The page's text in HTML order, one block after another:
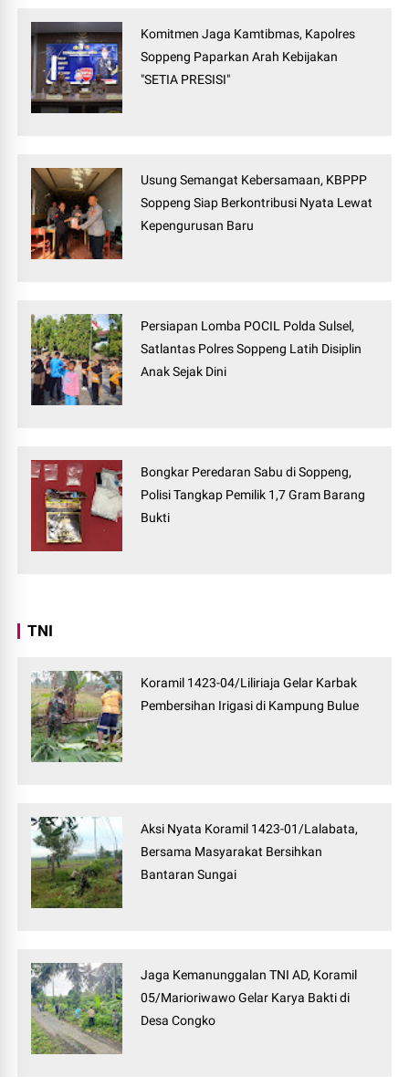
Komitmen Jaga Kamtibmas, Kapolres
Soppeng Paparkan Arah Kebijakan
"SETIA PRESISI"
Usung Semangat Kebersamaan, KBPPP
Soppeng Siap Berkontribusi Nyata Lewat
Kepengurusan Baru
Persiapan Lomba POCIL Polda Sulsel,
Satlantas Polres Soppeng Latih Disiplin
Anak Sejak Dini
Bongkar Peredaran Sabu di Soppeng,
Polisi Tangkap Pemilik 1,7 Gram Barang
Bukti
TNI
Koramil 1423-04/Liliriaja Gelar Karbak
Pembersihan Irigasi di Kampung Bulue
Aksi Nyata Koramil 1423-01/Lalabata,
Bersama Masyarakat Bersihkan
Bantaran Sungai
Jaga Kemanunggalan TNI AD, Koramil
05/Marioriwawo Gelar Karya Bakti di
Desa Congko